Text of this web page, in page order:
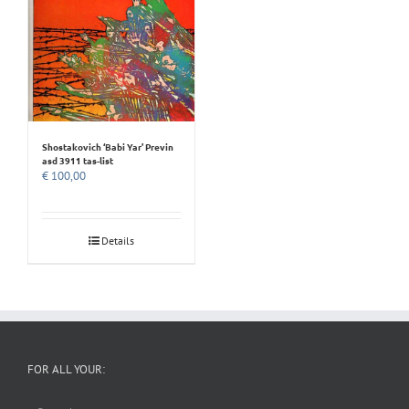
Shostakovich ‘Babi Yar’ Previn
asd 3911 tas-list
€ 100,00
Details
FOR ALL YOUR: